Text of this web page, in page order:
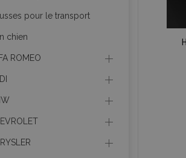
pour le transport
chien
ROMEO